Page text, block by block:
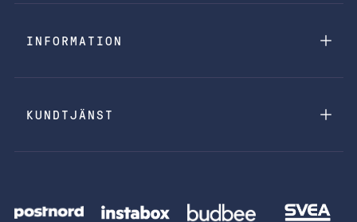
INFORMATION
KUNDTJÄNST